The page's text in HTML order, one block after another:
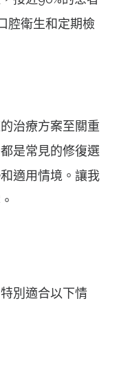
腔衛生和定期檢
治療方案至關重
是常見的修復選
適用情境。讓我
別適合以下情